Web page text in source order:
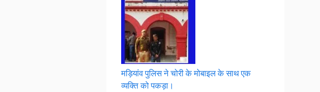
मड़ियांव पुलिस ने चोरी के मोबाइल के साथ एक
व्यक्ति को पकड़ा।